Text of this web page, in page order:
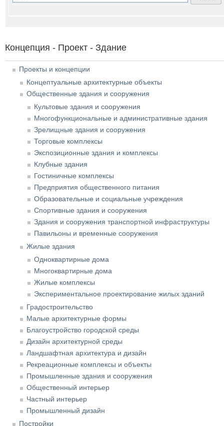
Концепция - Проект - Здание
Проекты и концепции
Концептуальные архитектурные объекты
Общественные здания и сооружения
Культовые здания и сооружения
Многофункциональные и административные здания
Зрелищные здания и сооружения
Торговые комплексы
Экспозиционные здания и комплексы
Клубные здания
Гостиничные комплексы
Предприятия общественного питания
Образовательные и социальные учреждения
Спортивные здания и сооружения
Здания и сооружения транспортной инфраструктуры
Павильоны и временные сооружения
Жилые здания
Одноквартирные дома
Многоквартирные дома
Жилые комплексы
Экспериментальное проектирование жилых зданий
Градостроительство
Малые архитектурные формы
Благоустройство городской среды
Дизайн архитектурной среды
Ландшафтная архитектура и дизайн
Рекреационные комплексы и объекты
Промышленные здания и сооружения
Общественный интерьер
Частный интерьер
Промышленный дизайн
Постройки